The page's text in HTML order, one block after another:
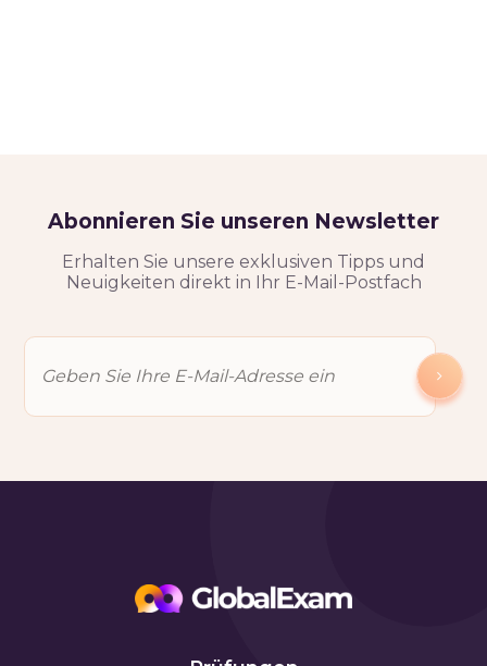
Abonnieren Sie unseren Newsletter
Erhalten Sie unsere exklusiven Tipps und
Neuigkeiten direkt in Ihr E-Mail-Postfach